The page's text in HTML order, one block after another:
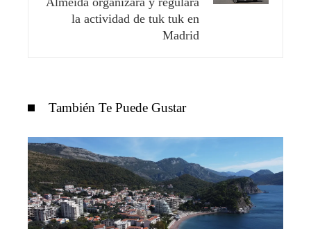
la actividad de tuk tuk en
Madrid
También Te Puede Gustar